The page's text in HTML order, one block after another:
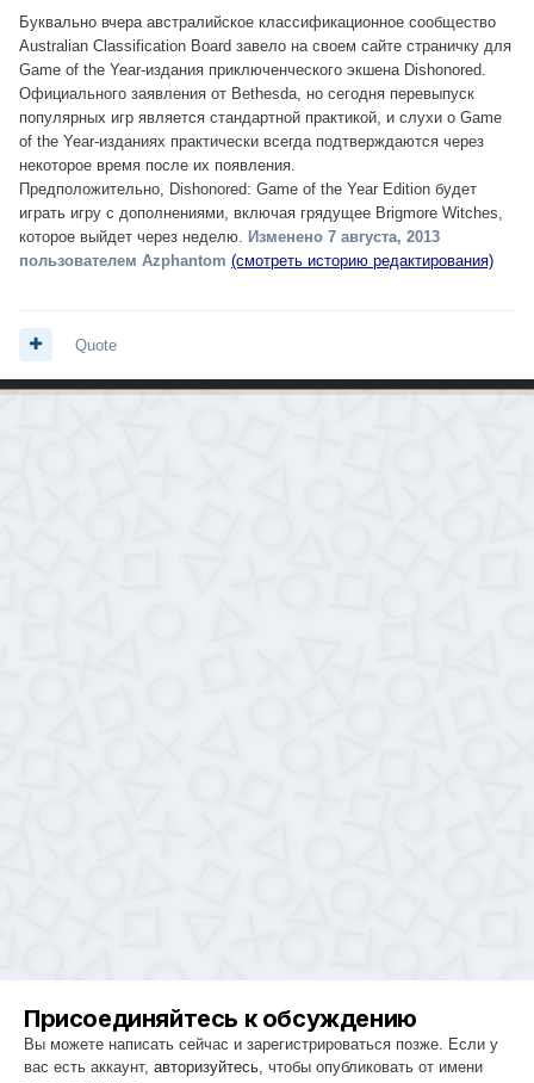
Буквально вчера австралийское классификационное сообщество
Australian Classification Board завело на своем сайте страничку для
Game of the Year-издания приключенческого экшена Dishonored.
Официального заявления от Bethesda, но сегодня перевыпуск
популярных игр является стандартной практикой, и слухи о Game
of the Year-изданиях практически всегда подтверждаются через
некоторое время после их появления.
Предположительно, Dishonored: Game of the Year Edition будет
играть игру с дополнениями, включая грядущее Brigmore Witches,
которое выйдет через неделю. Изменено 7 августа, 2013
пользователем Azphantom (смотреть историю редактирования)
Quote
Присоединяйтесь к обсуждению
Вы можете написать сейчас и зарегистрироваться позже. Если у
вас есть аккаунт, авторизуйтесь , чтобы опубликовать от имени